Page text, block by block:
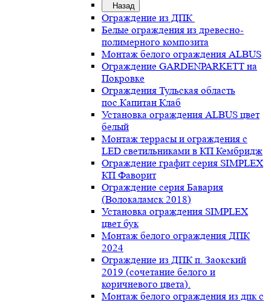
Назад
Ограждение из ДПК
Белые ограждения из древесно-
полимерного композита
Монтаж белого ограждения ALBUS
Ограждение GARDENPARKETT на
Покровке
Ограждения Тульская область
пос.Капитан Клаб
Установка ограждения ALBUS цвет
белый
Монтаж террасы и ограждения с
LED светильниками в КП Кембридж
Ограждение графит серия SIMPLEX
КП Фаворит
Ограждение серия Бавария
(Волокаламск 2018)
Установка ограждения SIMPLEX
цвет бук
Монтаж белого ограждения ДПК
2024
Ограждение из ДПК п. Заокский
2019 (сочетание белого и
коричневого цвета).
Монтаж белого ограждения из дпк с